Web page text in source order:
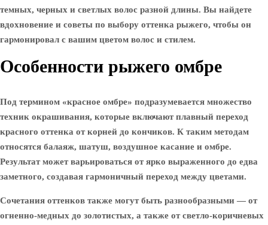
темных, черных и светлых волос разной длины. Вы найдете
вдохновение и советы по выбору оттенка рыжего, чтобы он
гармонировал с вашим цветом волос и стилем.
Особенности рыжего омбре
Под термином «красное омбре» подразумевается множество
техник окрашивания, которые включают плавный переход
красного оттенка от корней до кончиков. К таким методам
относятся балаяж, шатуш, воздушное касание и омбре.
Результат может варьироваться от ярко выраженного до едва
заметного, создавая гармоничный переход между цветами.
Сочетания оттенков также могут быть разнообразными — от
огненно-медных до золотистых, а также от светло-коричневых